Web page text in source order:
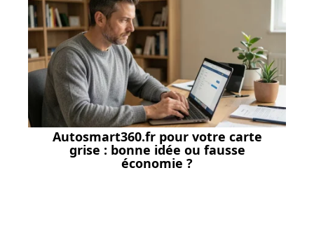
Autosmart360.fr pour votre carte
grise : bonne idée ou fausse
économie ?